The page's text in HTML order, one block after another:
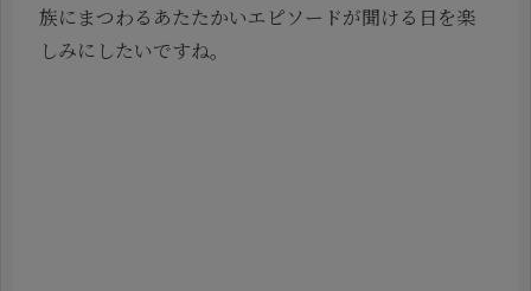
族にまつわるあたたかいエピソードが聞ける日を楽
しみにしたいですね。